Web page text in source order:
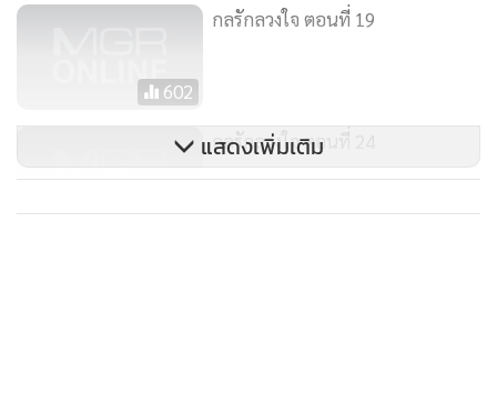
รัญอึ้ง
“คุณคิดว่าฉันให้คุณยืมเงินสามสิบห้าล้านบาทฟรีๆเพื่ออะไร”
“ไม่เป็นไรครับ คุณให้เลขาโทรไปบอกผมแล้วกันว่าเท่าไหร่ ผม
จะหามาชำระคุณ”
602
กลรักลวงใจ ตอนที่ 19
1,393
กลรักลวงใจ ตอนที่ 24
แสดงเพิ่มเติม